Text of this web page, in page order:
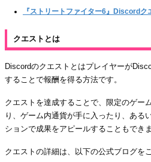
『ストリートファイター6』Discordク
クエストとは
Discordのクエストとはプレイヤーが
することで報酬を得る方法です。
クエストを達成することで、限定のゲー
り、ゲーム内通貨が手に入ったり、ある
ションで成果をアピールすることもできま
クエストの詳細は、以下の公式ブログを